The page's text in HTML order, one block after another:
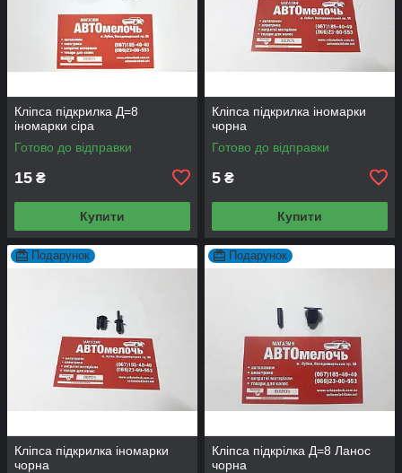
Кліпса підкрилка Д=8
іномарки сіра
Готово до відправки
15 ₴
Купити
Кліпса підкрилка іномарки
чорна
Готово до відправки
5 ₴
Купити
Подарунок
Кліпса підкрилка іномарки
чорна
Подарунок
Кліпса підкрілка Д=8 Ланос
чорна